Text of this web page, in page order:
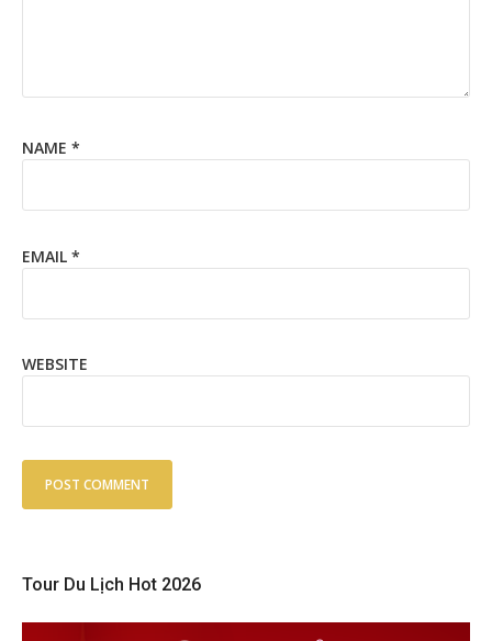
NAME *
EMAIL *
WEBSITE
Tour Du Lịch Hot 2026